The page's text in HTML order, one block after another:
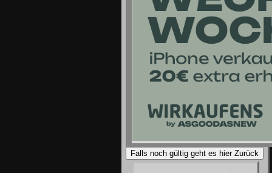
Falls noch gültig geht es hier Zurück